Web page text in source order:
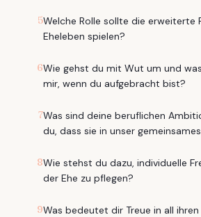
5Welche Rolle sollte die erweiterte
Eheleben spielen?
6Wie gehst du mit Wut um und
mir, wenn du aufgebracht bist?
7Was sind deine beruflichen
du, dass sie in unser
8Wie stehst du dazu, individuelle
der Ehe zu pflegen?
9Was bedeutet dir Treue in all ihren